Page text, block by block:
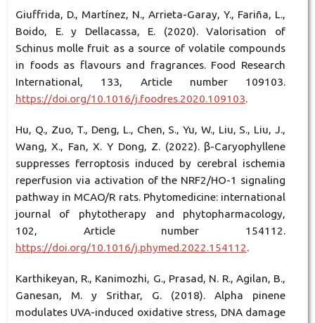
Giuffrida, D., Martínez, N., Arrieta-Garay, Y., Fariña, L.,
Boido, E. y Dellacassa, E. (2020). Valorisation of
Schinus molle fruit as a source of volatile compounds
in foods as flavours and fragrances. Food Research
International, 133, Article number 109103.
https://doi.org/10.1016/j.foodres.2020.109103.
Hu, Q., Zuo, T., Deng, L., Chen, S., Yu, W., Liu, S., Liu, J.,
Wang, X., Fan, X. Y Dong, Z. (2022). β-Caryophyllene
suppresses ferroptosis induced by cerebral ischemia
reperfusion via activation of the NRF2/HO-1 signaling
pathway in MCAO/R rats. Phytomedicine: international
journal of phytotherapy and phytopharmacology,
102, Article number 154112.
https://doi.org/10.1016/j.phymed.2022.154112.
Karthikeyan, R., Kanimozhi, G., Prasad, N. R., Agilan, B.,
Ganesan, M. y Srithar, G. (2018). Alpha pinene
modulates UVA-induced oxidative stress, DNA damage